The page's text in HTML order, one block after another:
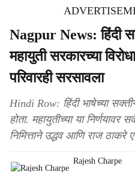
Nagpur News: हिंदी
महायुती सरकारच्या
परिवारही सरसावला
Hindi Row: हिंदी भाषेच्या
होता. महायुतीच्या या
निमित्ताने उद्धव आणि राज
Rajesh Charpe